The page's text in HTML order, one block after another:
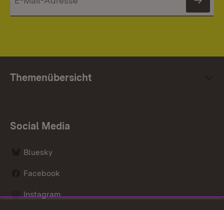
Themenübersicht
Social Media
Bluesky
Facebook
Instagram